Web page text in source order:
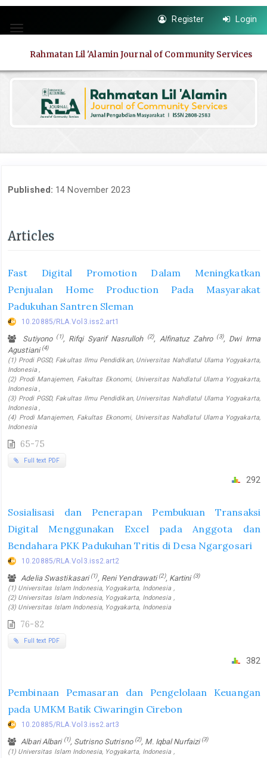
jump
to
Main
Navigation
Main
Content
Toggle
Register Login
Rahmatan Lil 'Alamin Journal of Community Services
Published: 14 November 2023
Articles
Fast Digital Promotion Dalam Meningkatkan
Penjualan Home Production Pada Masyarakat
Padukuhan Santren Sleman
10.20885/RLA.Vol3.iss2.art1
Sutiyono (1), Rifqi Syarif Nasrulloh (2), Alfinatuz Zahro (3), Dwi Irma
Agustiani(4)
(1) Prodi PGSD, Fakultas Ilmu Pendidikan, Universitas Nahdlatul Ulama Yogyakarta,
Indonesia ,
(2) Prodi Manajemen, Fakultas Ekonomi, Universitas Nahdlatul Ulama Yogyakarta,
Indonesia ,
(3) Prodi PGSD, Fakultas Ilmu Pendidikan, Universitas Nahdlatul Ulama Yogyakarta,
Indonesia ,
(4) Prodi Manajemen, Fakultas Ekonomi, Universitas Nahdlatul Ulama Yogyakarta,
Indonesia
65-75
Full text PDF
292
Sosialisasi dan Penerapan Pembukuan Transaksi
Digital Menggunakan Excel pada Anggota dan
Bendahara PKK Padukuhan Tritis di Desa Ngargosari
10.20885/RLA.Vol3.iss2.art2
Adelia Swastikasari(1), Reni Yendrawati(2), Kartini (3)
(1) Universitas Islam Indonesia, Yogyakarta, Indonesia ,
(2) Universitas Islam Indonesia, Yogyakarta, Indonesia ,
(3) Universitas Islam Indonesia, Yogyakarta, Indonesia
76-82
Full text PDF
382
Pembinaan Pemasaran dan Pengelolaan Keuangan
pada UMKM Batik Ciwaringin Cirebon
10.20885/RLA.Vol3.iss2.art3
Albari Albari (1), Sutrisno Sutrisno (2), M. Iqbal Nurfaizi(3)
(1) Universitas Islam Indonesia, Yogyakarta, Indonesia ,